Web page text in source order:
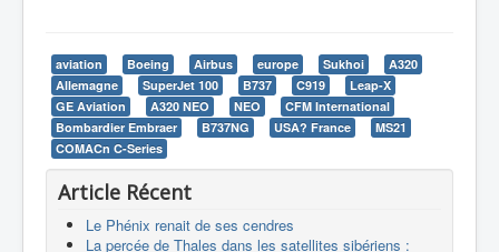
aviation Boeing Airbus europe Sukhoi
A320
Allemagne
SuperJet 100 B737 C919
Leap-X
GE Aviation
A320 NEO NEO
CFM International
Bombardier Embraer
B737NG USA? France
MS21
COMACn C-Series
Article Récent
Le Phénix renait de ses cendres
La percée de Thales dans les satellites sibériens :